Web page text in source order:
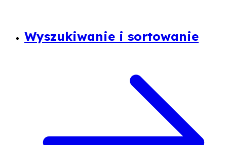
Wyszukiwanie i sortowanie